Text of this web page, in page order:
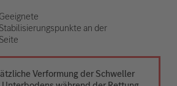
Geeignete
Stabilisierungspunkte an der
Seite
Verformung der Schweller